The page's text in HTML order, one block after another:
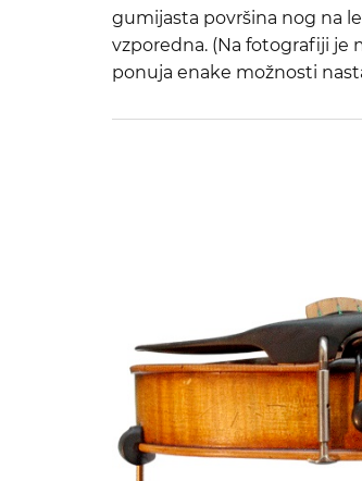
gumijasta površina nog na
vzporedna. (Na fotografiji je
ponuja enake možnosti